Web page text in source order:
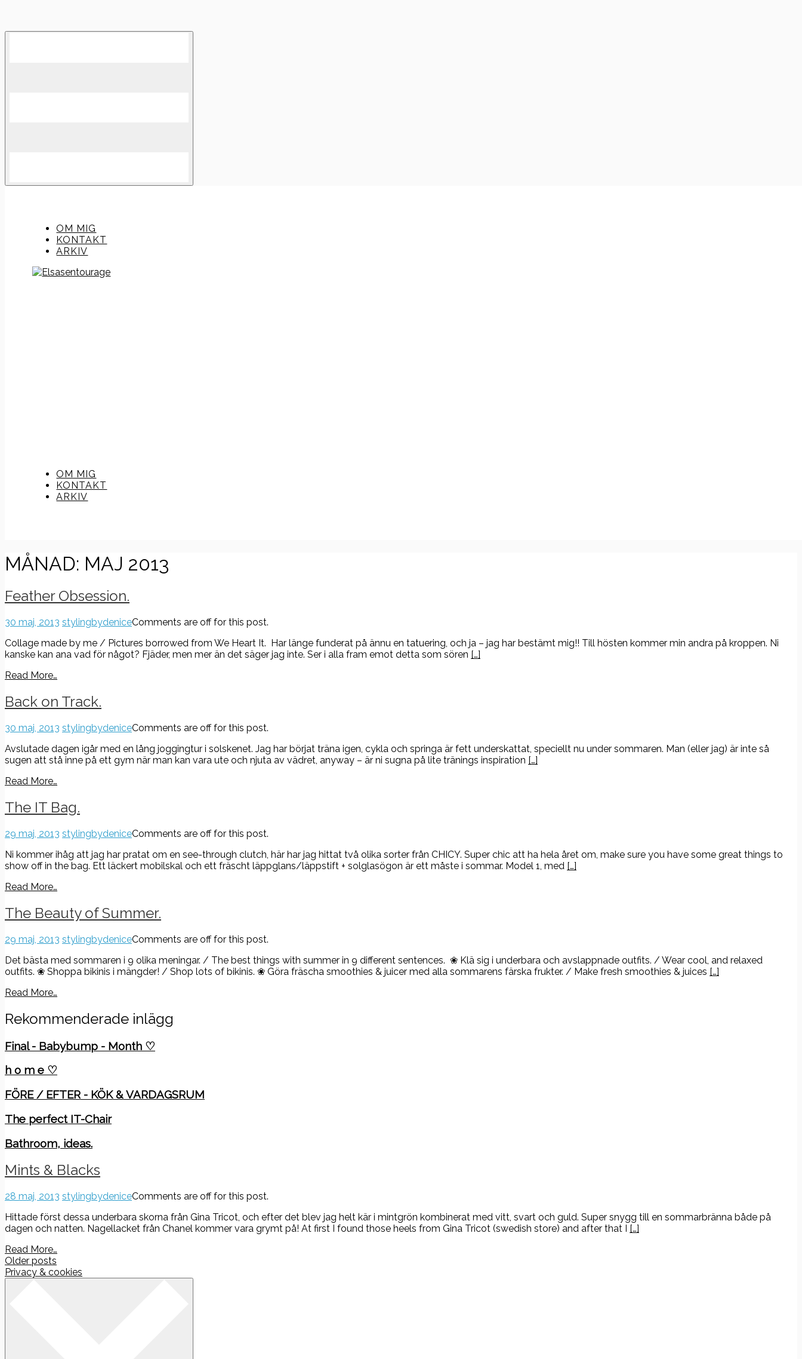
Skip
OM MIG
KONTAKT
ARKIV
OM MIG
KONTAKT
ARKIV
MÅNAD: MAJ 2013
Feather Obsession.
30 maj, 2013 stylingbydeniceComments are off for this post.
Collage made by me / Pictures borrowed from We Heart It. Har länge funderat på ännu en tatuering, och ja – jag har bestämt mig!! Till hösten kommer min andra på kroppen. Ni
kanske kan ana vad för något? Fjäder, men mer än det säger jag inte. Ser i alla fram emot detta som sören […]
Read More…
Back on Track.
30 maj, 2013 stylingbydeniceComments are off for this post.
Avslutade dagen igår med en lång joggingtur i solskenet. Jag har börjat träna igen, cykla och springa är fett underskattat, speciellt nu under sommaren. Man (eller jag) är inte så
sugen att stå inne på ett gym när man kan vara ute och njuta av vädret, anyway – är ni sugna på lite tränings inspiration […]
Read More…
The IT Bag.
29 maj, 2013 stylingbydeniceComments are off for this post.
Ni kommer ihåg att jag har pratat om en see-through clutch, här har jag hittat två olika sorter från CHICY. Super chic att ha hela året om, make sure you have some great things to
show off in the bag. Ett läckert mobilskal och ett fräscht läppglans/läppstift + solglasögon är ett måste i sommar. Model 1, med […]
Read More…
The Beauty of Summer.
29 maj, 2013 stylingbydeniceComments are off for this post.
Det bästa med sommaren i 9 olika meningar. / The best things with summer in 9 different sentences. ❀ Klä sig i underbara och avslappnade outfits. / Wear cool, and relaxed
outfits. ❀ Shoppa bikinis i mängder! / Shop lots of bikinis. ❀ Göra fräscha smoothies & juicer med alla sommarens färska frukter. / Make fresh smoothies & juices […]
Read More…
Rekommenderade inlägg
Final - Babybump - Month ♡
h o m e ♡
FÖRE / EFTER - KÖK & VARDAGSRUM
The perfect IT-Chair
Bathroom, ideas.
Mints & Blacks
28 maj, 2013 stylingbydeniceComments are off for this post.
Hittade först dessa underbara skorna från Gina Tricot, och efter det blev jag helt kär i mintgrön kombinerat med vitt, svart och guld. Super snygg till en sommarbränna både på
dagen och natten. Nagellacket från Chanel kommer vara grymt på! At first I found those heels from Gina Tricot (swedish store) and after that I
[…]
Read More…
Posts
navigation
Older posts
Privacy & cookies